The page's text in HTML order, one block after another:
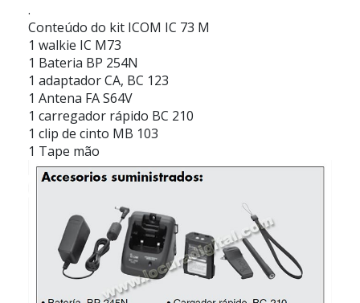
.
Conteúdo do kit ICOM IC 73 M
1 walkie IC M73
1 Bateria BP 254N
1 adaptador CA, BC 123
1 Antena FA S64V
1 carregador rápido BC 210
1 clip de cinto MB 103
1 Tape mão